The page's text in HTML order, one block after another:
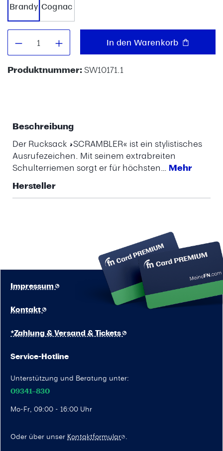
Brandy Cognac
Produkt Anzahl: Gib denIn den Warenkorb
Produktnummer:SW10171.1
Beschreibung
Der Rucksack »SCRAMBLER« ist ein stylistisches
Ausrufezeichen. Mit seinem extrabreiten
Schulterriemen sorgt er für höchsten… Mehr
Hersteller
Service-Hotline
Unterstützung und Beratung unter:
09341–830
Mo-Fr, 09:00 - 16:00 Uhr
Oder über unser Kontaktformular .
Kontakt
Impressum
*Zahlung & Versand & Tickets